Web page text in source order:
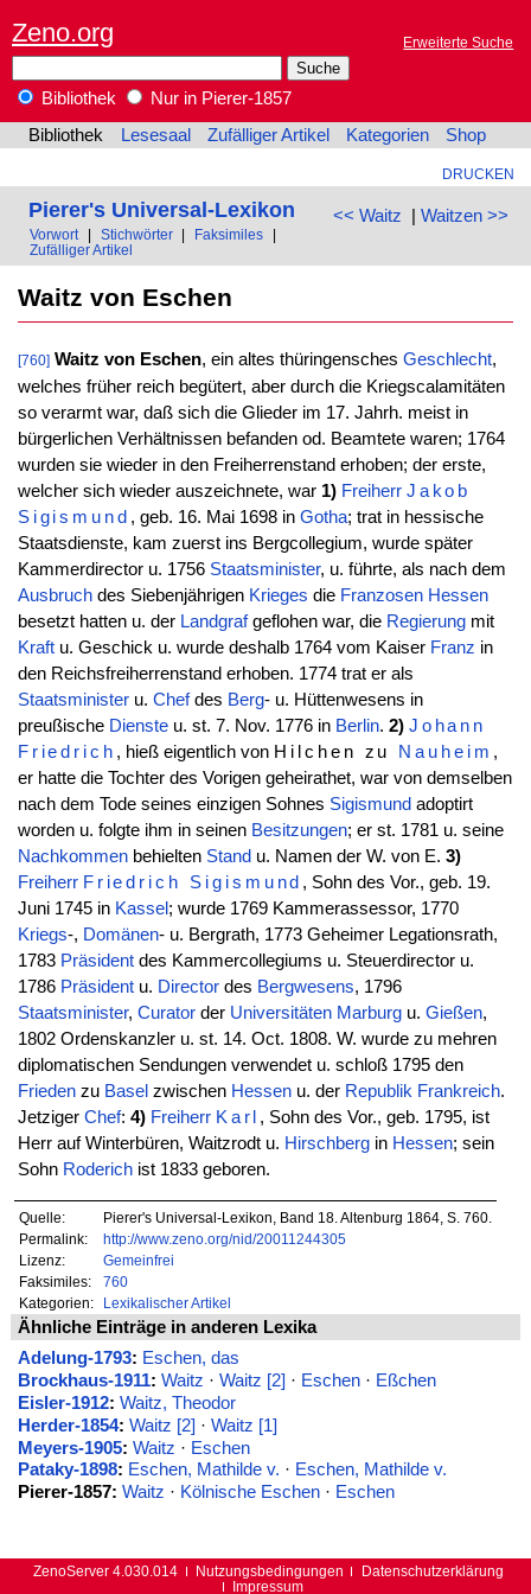
Zeno.org Erweiterte Suche
Bibliothek
Nur in Pierer-1857
Bibliothek
Lesesaal Zufälliger Artikel Kategorien Shop
DRUCKEN
<< Waitz | Waitzen >>
Pierer's Universal-Lexikon
Vorwort Stichwörter Faksimiles
Zufälliger Artikel
Waitz von Eschen
[760] Waitz von Eschen, ein altes thüringensches Geschlecht,
welches früher reich begütert, aber durch die Kriegscalamitäten
so verarmt war, daß sich die Glieder im 17. Jahrh. meist in
bürgerlichen Verhältnissen befanden od. Beamtete waren; 1764
wurden sie wieder in den Freiherrenstand erhoben; der erste,
welcher sich wieder auszeichnete, war 1) Freiherr Jakob
Sigismund , geb. 16. Mai 1698 inGotha; trat in hessische
Staatsdienste, kam zuerst ins Bergcollegium, wurde später
Kammerdirector u. 1756 Staatsminister, u. führte, als nach dem
Ausbruchdes Siebenjährigen Krieges die Franzosen Hessen
besetzt hatten u. der Landgrafgeflohen war, die Regierungmit
Kraftu. Geschick u. wurde deshalb 1764 vom Kaiser Franz in
den Reichsfreiherrenstand erhoben. 1774 trat er als
Staatsministeru. Chefdes Berg- u. Hüttenwesens in
preußische Diensteu. st. 7. Nov. 1776 in Berlin. 2) Johann
Friedrich , hieß eigentlich von Hilchen zu Nauheim ,
er hatte die Tochter des Vorigen geheirathet, war von demselben
nach dem Tode seines einzigen Sohnes Sigismund adoptirt
worden u. folgte ihm in seinen Besitzungen; er st. 1781 u. seine
Nachkommenbehielten Stand u. Namen der W. von E. 3)
Freiherr Friedrich Sigismund , Sohn des Vor., geb. 19.
Juni 1745 in Kassel ; wurde 1769 Kammerassessor, 1770
Kriegs-, Domänen- u. Bergrath, 1773 Geheimer Legationsrath,
1783 Präsidentdes Kammercollegiums u. Steuerdirector u.
1786 Präsidentu. Directordes Bergwesens, 1796
Staatsminister, Curatorder Universitäten Marburgu. Gießen,
1802 Ordenskanzler u. st. 14. Oct. 1808. W. wurde zu mehren
diplomatischen Sendungen verwendet u. schloß 1795 den
Friedenzu Basel zwischen Hessenu. der Republik Frankreich.
Jetziger Chef: 4) Freiherr Karl , Sohn des Vor., geb. 1795, ist
Herr auf Winterbüren, Waitzrodt u. Hirschbergin Hessen; sein
Sohn Roderichist 1833 geboren.
Quelle:
Pierer's Universal-Lexikon, Band 18. Altenburg 1864, S. 760.
Permalink:
http://www.zeno.org/nid/20011244305
Lizenz:
Gemeinfrei
Faksimiles:
760
Kategorien:
Lexikalischer Artikel
Ähnliche Einträge in anderen Lexika
Adelung-1793: Eschen, das
Brockhaus-1911: Waitz · Waitz [2] · Eschen· Eßchen
Eisler-1912: Waitz, Theodor
Herder-1854: Waitz [2] · Waitz [1]
Meyers-1905: Waitz · Eschen
Pataky-1898: Eschen, Mathilde v. · Eschen, Mathilde v.
Pierer-1857: Waitz · Kölnische Eschen· Eschen
ZenoServer 4.030.014 Nutzungsbedingungen
Datenschutzerklärung
Impressum